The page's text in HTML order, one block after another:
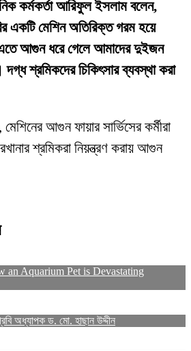
কর্মকর্তা আরিফুল ইসলাম বলেন,
একটি মেশিন অতিরিক্ত গরম হয়ে
আগুন ধরে গেলে আমাদের দুইজন
শ্রমিকদের চিকিৎসার ব্যবস্থা করা
আগুন ফায়ার সার্ভিসের কর্মীরা
শ্রমিকরা নিয়ন্ত্রণ করায় আগুন
an Aquarium Pet is Devastating
অধ্যাপক ড. মো. হাছান উদ্দীন